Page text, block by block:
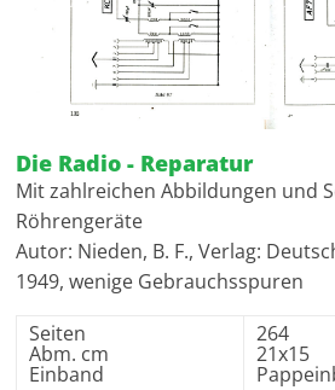
Die Radio - Reparatur
Mit zahlreichen Abbildungen und
Röhrengeräte
Autor: Nieden, B. F., Verlag:
1949, wenige Gebrauchsspuren
Seiten
Abm. cm
Einband
264
21x15